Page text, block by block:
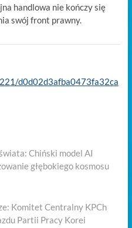
handlowa nie kończy się
swój front prawny.
d0d02d3afba0473fa32ca
Chiński model AI
głębokiego kosmosu
Komitet Centralny KPCh
Partii Pracy Korei